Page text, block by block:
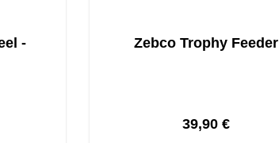
-
Zebco Trophy Feeder
Regulärer Preis:
39,90 €